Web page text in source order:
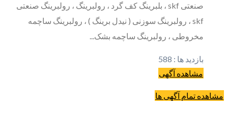
صنعتی skf ، بلبرینگ کف گرد ، رولبرینگ ، رولبرینگ صنعتی
skf ، رولبرینگ سوزنی ( نیدل برینگ ) ، رولبرینگ ساچمه
مخروطی ، رولبرینگ ساچمه بشک...
بازدید ها : 588
مشاهده آگهی
مشاهده تمام آگهی ها